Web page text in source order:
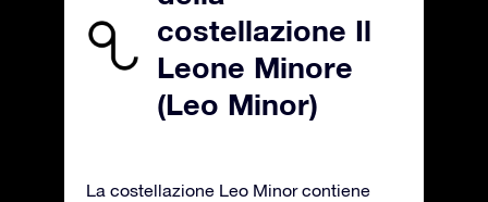
costellazione Il
Leone Minore
(Leo Minor)
La costellazione Leo Minor contiene